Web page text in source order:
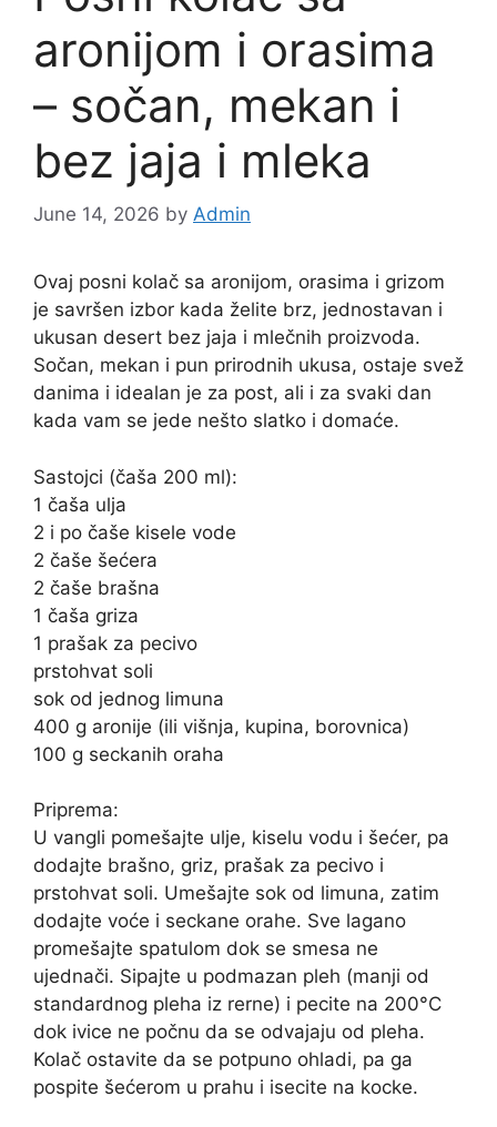
aronijom i orasima
– sočan, mekan i
bez jaja i mleka
June 14, 2026 by Admin
Ovaj posni kolač sa aronijom, orasima i grizom
je savršen izbor kada želite brz, jednostavan i
ukusan desert bez jaja i mlečnih proizvoda.
Sočan, mekan i pun prirodnih ukusa, ostaje svež
danima i idealan je za post, ali i za svaki dan
kada vam se jede nešto slatko i domaće.
Sastojci (čaša 200 ml):
1 čaša ulja
2 i po čaše kisele vode
2 čaše šećera
2 čaše brašna
1 čaša griza
1 prašak za pecivo
prstohvat soli
sok od jednog limuna
400 g aronije (ili višnja, kupina, borovnica)
100 g seckanih oraha
Priprema:
U vangli pomešajte ulje, kiselu vodu i šećer, pa
dodajte brašno, griz, prašak za pecivo i
prstohvat soli. Umešajte sok od limuna, zatim
dodajte voće i seckane orahe. Sve lagano
promešajte spatulom dok se smesa ne
ujednači. Sipajte u podmazan pleh (manji od
standardnog pleha iz rerne) i pecite na 200°C
dok ivice ne počnu da se odvajaju od pleha.
Kolač ostavite da se potpuno ohladi, pa ga
pospite šećerom u prahu i isecite na kocke.